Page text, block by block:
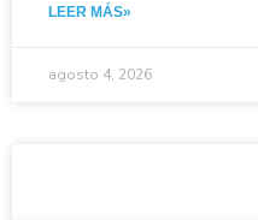
LEER MÁS»
agosto 4, 2026